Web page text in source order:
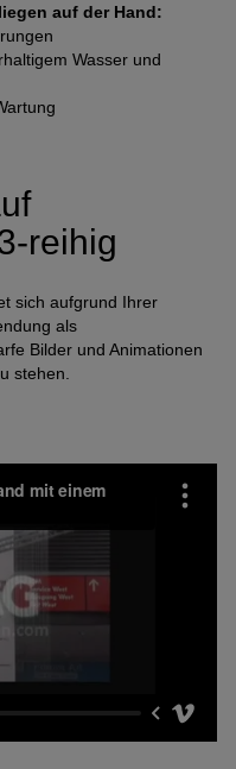
auf der Hand:
Wasser und
reihig
sich aufgrund Ihrer
als
Bilder und Animationen
stehen.